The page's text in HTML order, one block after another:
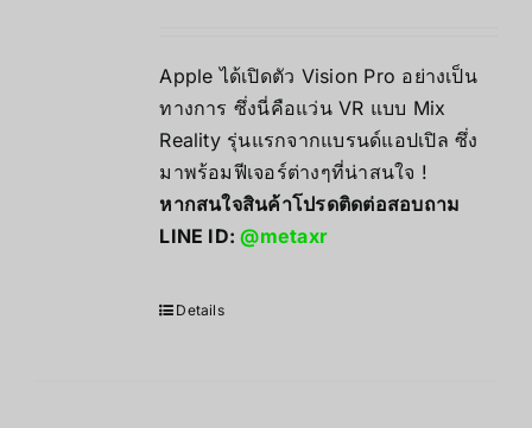
Apple ได้เปิดตัว Vision Pro อย่างเป็น
ทางการ ซึ่งนี่คือแว่น VR แบบ Mix
Reality รุ่นแรกจากแบรนด์แอปเปิล ซึ่ง
มาพร้อมฟีเจอร์ต่างๆที่น่าสนใจ !
หากสนใจสินค้าโปรดติดต่อสอบถาม
LINE ID:@metaxr
Details